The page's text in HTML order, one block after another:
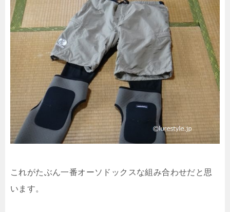
これがたぶん一番オーソドックスな組み合わせだと思
います。